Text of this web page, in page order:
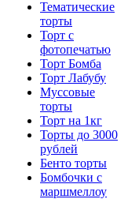
Тематические
торты
Торт с
фотопечатью
Торт Бомба
Торт Лабубу
Муссовые
торты
Торт на 1кг
Торты до 3000
рублей
Бенто торты
Бомбочки с
маршмеллоу